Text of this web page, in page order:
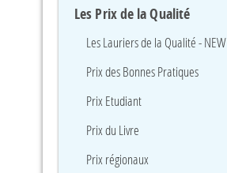
Les Prix de la Qualité
Les Lauriers de la Qualité - NEW
Prix des Bonnes Pratiques
Prix Etudiant
Prix du Livre
Prix régionaux